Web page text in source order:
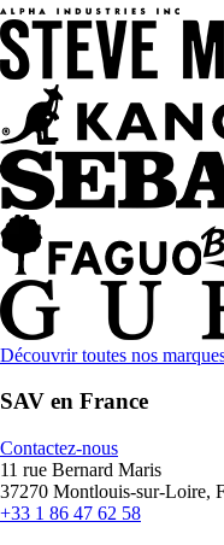
Découvrir toutes nos
SAV en France
Contactez-nous
11 rue Bernard Maris
37270 Montlouis-sur-Loire,
+33 1 86 47 62 58